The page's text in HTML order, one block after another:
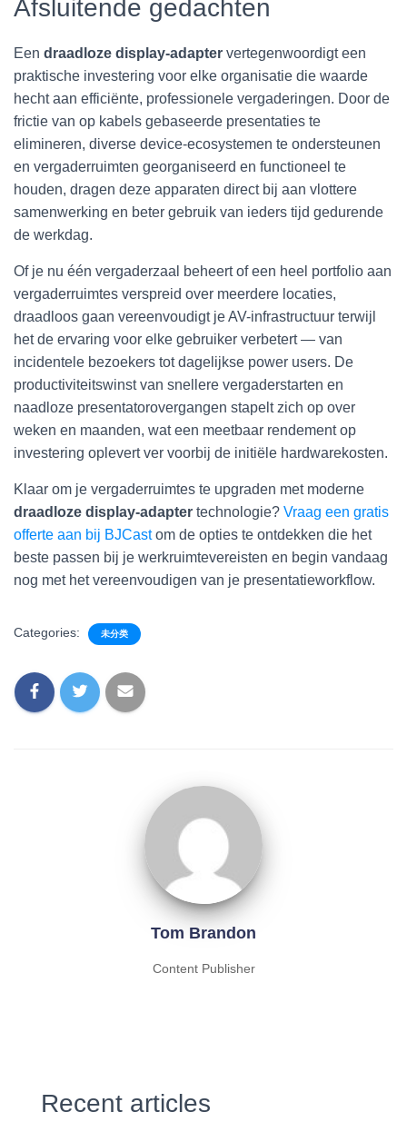
Afsluitende gedachten
Een draadloze display-adapter vertegenwoordigt een
praktische investering voor elke organisatie die waarde
hecht aan efficiënte, professionele vergaderingen. Door de
frictie van op kabels gebaseerde presentaties te
elimineren, diverse device-ecosystemen te ondersteunen
en vergaderruimten georganiseerd en functioneel te
houden, dragen deze apparaten direct bij aan vlottere
samenwerking en beter gebruik van ieders tijd gedurende
de werkdag.
Of je nu één vergaderzaal beheert of een heel portfolio aan
vergaderruimtes verspreid over meerdere locaties,
draadloos gaan vereenvoudigt je AV-infrastructuur terwijl
het de ervaring voor elke gebruiker verbetert — van
incidentele bezoekers tot dagelijkse power users. De
productiviteitswinst van snellere vergaderstarten en
naadloze presentatorovergangen stapelt zich op over
weken en maanden, wat een meetbaar rendement op
investering oplevert ver voorbij de initiële hardwarekosten.
Klaar om je vergaderruimtes te upgraden met moderne
draadloze display-adapter technologie? Vraag een gratis
offerte aan bij BJCastom de opties te ontdekken die het
beste passen bij je werkruimtevereisten en begin vandaag
nog met het vereenvoudigen van je presentatieworkflow.
Categories: 未分类
Tom Brandon
Content Publisher
Recent articles